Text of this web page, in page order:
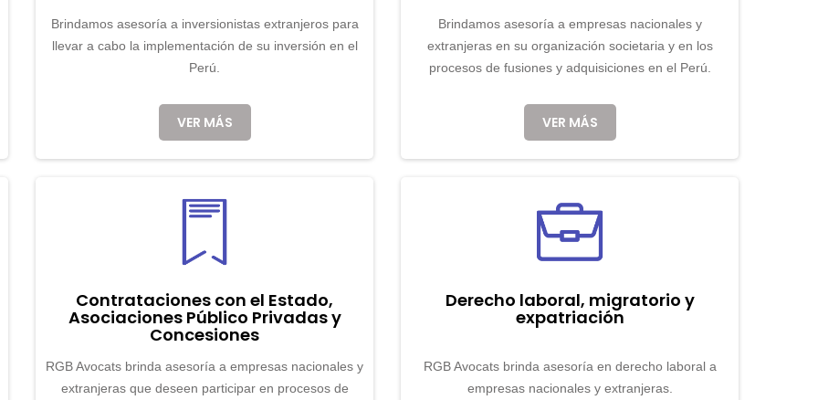
Brindamos asesoría a inversionistas extranjeros para
llevar a cabo la implementación de su inversión en el
Perú.
VER MÁS
Brindamos asesoría a empresas nacionales y
extranjeras en su organización societaria y en los
procesos de fusiones y adquisiciones en el Perú.
VER MÁS
Contrataciones con el Estado,
Asociaciones Público Privadas y
Concesiones
RGB Avocats brinda asesoría a empresas nacionales y
extranjeras que deseen participar en procesos de
Derecho laboral, migratorio y
expatriación
RGB Avocats brinda asesoría en derecho laboral a
empresas nacionales y extranjeras.